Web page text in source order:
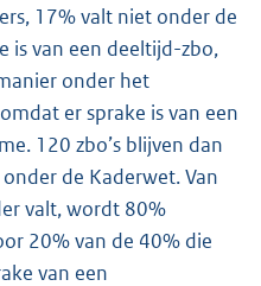
17% valt niet onder de
is van een deeltijd-zbo,
onder het
er sprake is van een
120 zbo’s blijven dan
de Kaderwet. Van
valt, wordt 80%
20% van de 40% die
van een